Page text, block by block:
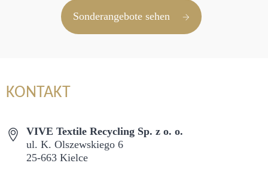
Sonderangebote sehen
KONTAKT
VIVE Textile Recycling Sp. z o. o.
ul. K. Olszewskiego 6
25-663 Kielce